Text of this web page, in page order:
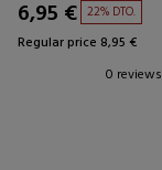
6,95 € 22% DTO.
Regular price 8,95 €
0 reviews